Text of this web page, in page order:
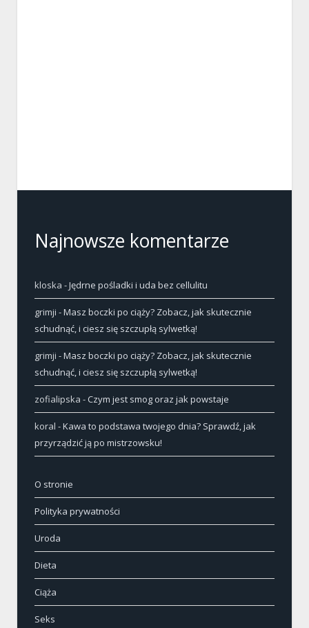
Najnowsze komentarze
kloska -Jędrne pośladki i uda bez cellulitu
grimji -Masz boczki po ciąży? Zobacz, jak skutecznie
schudnąć, i ciesz się szczupłą sylwetką!
grimji -Masz boczki po ciąży? Zobacz, jak skutecznie
schudnąć, i ciesz się szczupłą sylwetką!
zofialipska -Czym jest smog oraz jak powstaje
koral -Kawa to podstawa twojego dnia? Sprawdź, jak
przyrządzić ją po mistrzowsku!
O stronie
Polityka prywatności
Uroda
Dieta
Ciąża
Seks